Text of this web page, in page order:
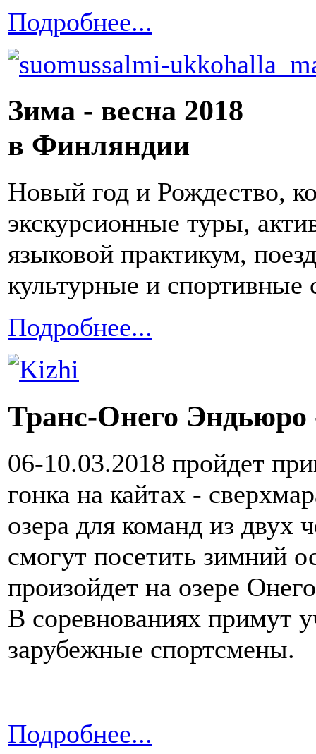
Подробнее...
Зима - весна 2018
в Финляндии
Новый год и Рождество,
экскурсионные туры,
языковой практикум,
культурные и спортивные
Подробнее...
Транс-Онего
06-10.03.2018 пройдет
гонка на кайтах -
озера для команд из двух
смогут посетить зимний
произойдет на озере
В соревнованиях примут
зарубежные спортсмены.
Подробнее...